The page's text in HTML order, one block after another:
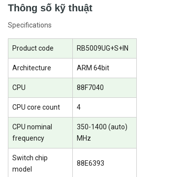
Thông số kỹ thuật
Specifications
Product code RB5009UG+S+IN
Architecture ARM 64bit
CPU 88F7040
CPU core count 4
CPU nominal
frequency
350-1400 (auto)
MHz
Switch chip
model
88E6393